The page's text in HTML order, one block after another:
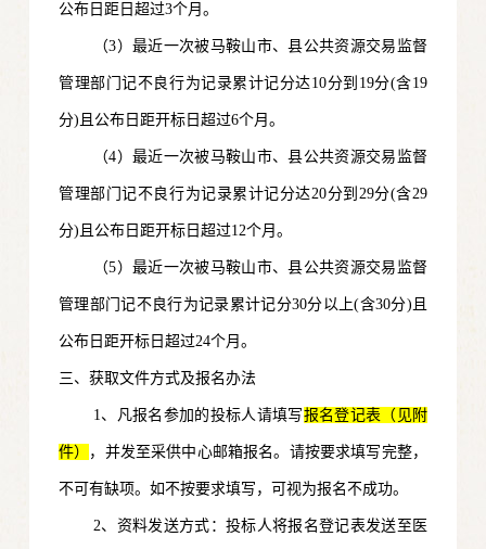
公布日距日超过3个月。
（3）最近一次被马鞍山市、县公共资源交易监督
管理部门记不良行为记录累计记分达10分到19分(含19
分)且公布日距开标日超过6个月。
（4）最近一次被马鞍山市、县公共资源交易监督
管理部门记不良行为记录累计记分达20分到29分(含29
分)且公布日距开标日超过12个月。
（5）最近一次被马鞍山市、县公共资源交易监督
管理部门记不良行为记录累计记分30分以上(含30分)且
公布日距开标日超过24个月。
三、获取文件方式及报名办法
1、凡报名参加的投标人请填写报名登记表（见附
件） ，并发至采供中心邮箱报名。请按要求填写完整，
不可有缺项。如不按要求填写，可视为报名不成功。
2、资料发送方式：投标人将报名登记表发送至医